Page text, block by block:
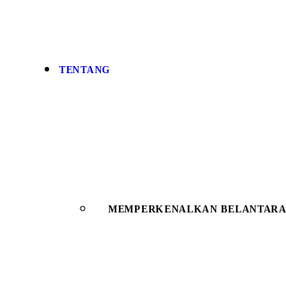
TENTANG
MEMPERKENALKAN BELANTARA